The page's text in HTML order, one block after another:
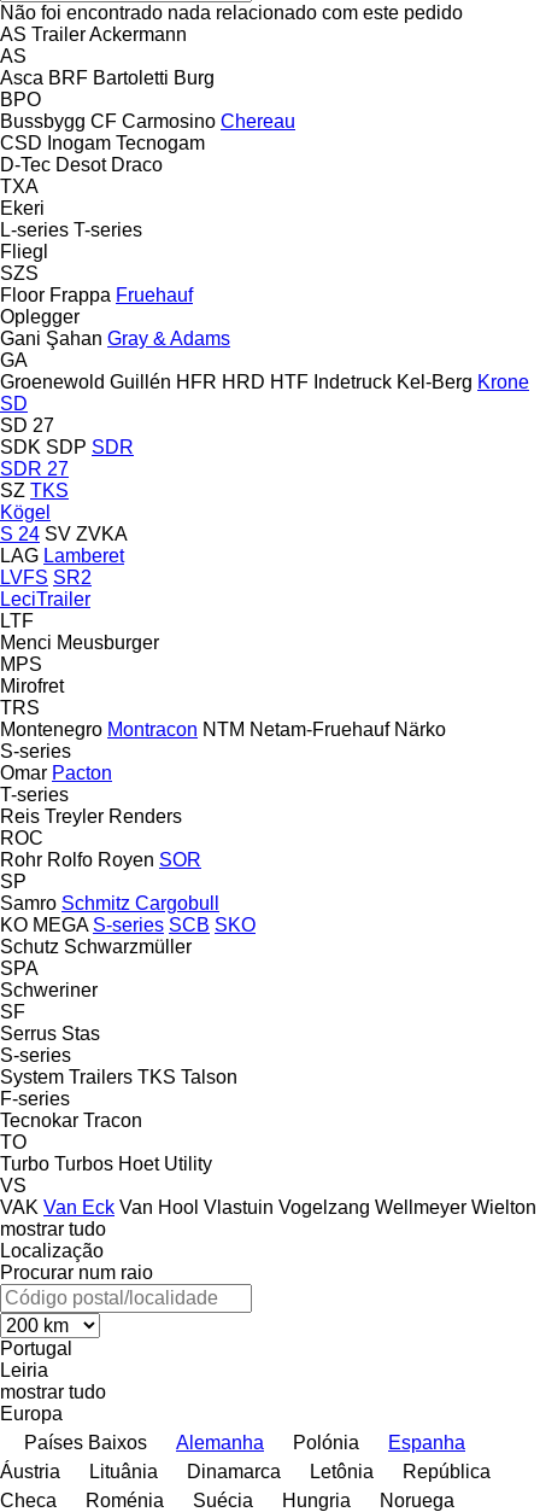
Não foi encontrado nada relacionado com este pedido
AS TrailerAckermann
AS
Asca BRF Bartoletti Burg
BPO
Bussbygg CF Carmosino Chereau
CSD Inogam Tecnogam
D-Tec Desot Draco
TXA
Ekeri
L-series T-series
Fliegl
SZS
Floor Frappa Fruehauf
Oplegger
Gani Şahan Gray & Adams
GA
Groenewold Guillén HFR HRD HTF Indetruck Kel-Berg Krone
SD
SD 27
SDK SDP SDR
SDR 27
SZ TKS
Kögel
S 24 SV ZVKA
LAG Lamberet
LVFS SR2
LeciTrailer
LTF
Menci Meusburger
MPS
Mirofret
TRS
Montenegro Montracon NTM Netam-Fruehauf Närko
S-series
Omar Pacton
T-series
Reis Treyler Renders
ROC
Rohr Rolfo Royen SOR
SP
Samro Schmitz Cargobull
KO MEGA S-series SCB SKO
Schutz Schwarzmüller
SPA
Schweriner
SF
Serrus Stas
S-series
System Trailers TKS Talson
F-series
Tecnokar Tracon
TO
Turbo Turbos Hoet Utility
VS
VAK Van Eck Van Hool Vlastuin Vogelzang Wellmeyer Wielton
mostrar tudo
Localização
Procurar num raio
Portugal
Leiria
mostrar tudo
Europa
Países Baixos
Alemanha Polónia
Espanha
Áustria
Lituânia Dinamarca Letônia
República
Checa
Roménia Suécia Hungria
Noruega